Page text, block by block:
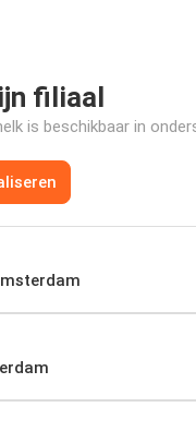
filiaal
is beschikbaar in